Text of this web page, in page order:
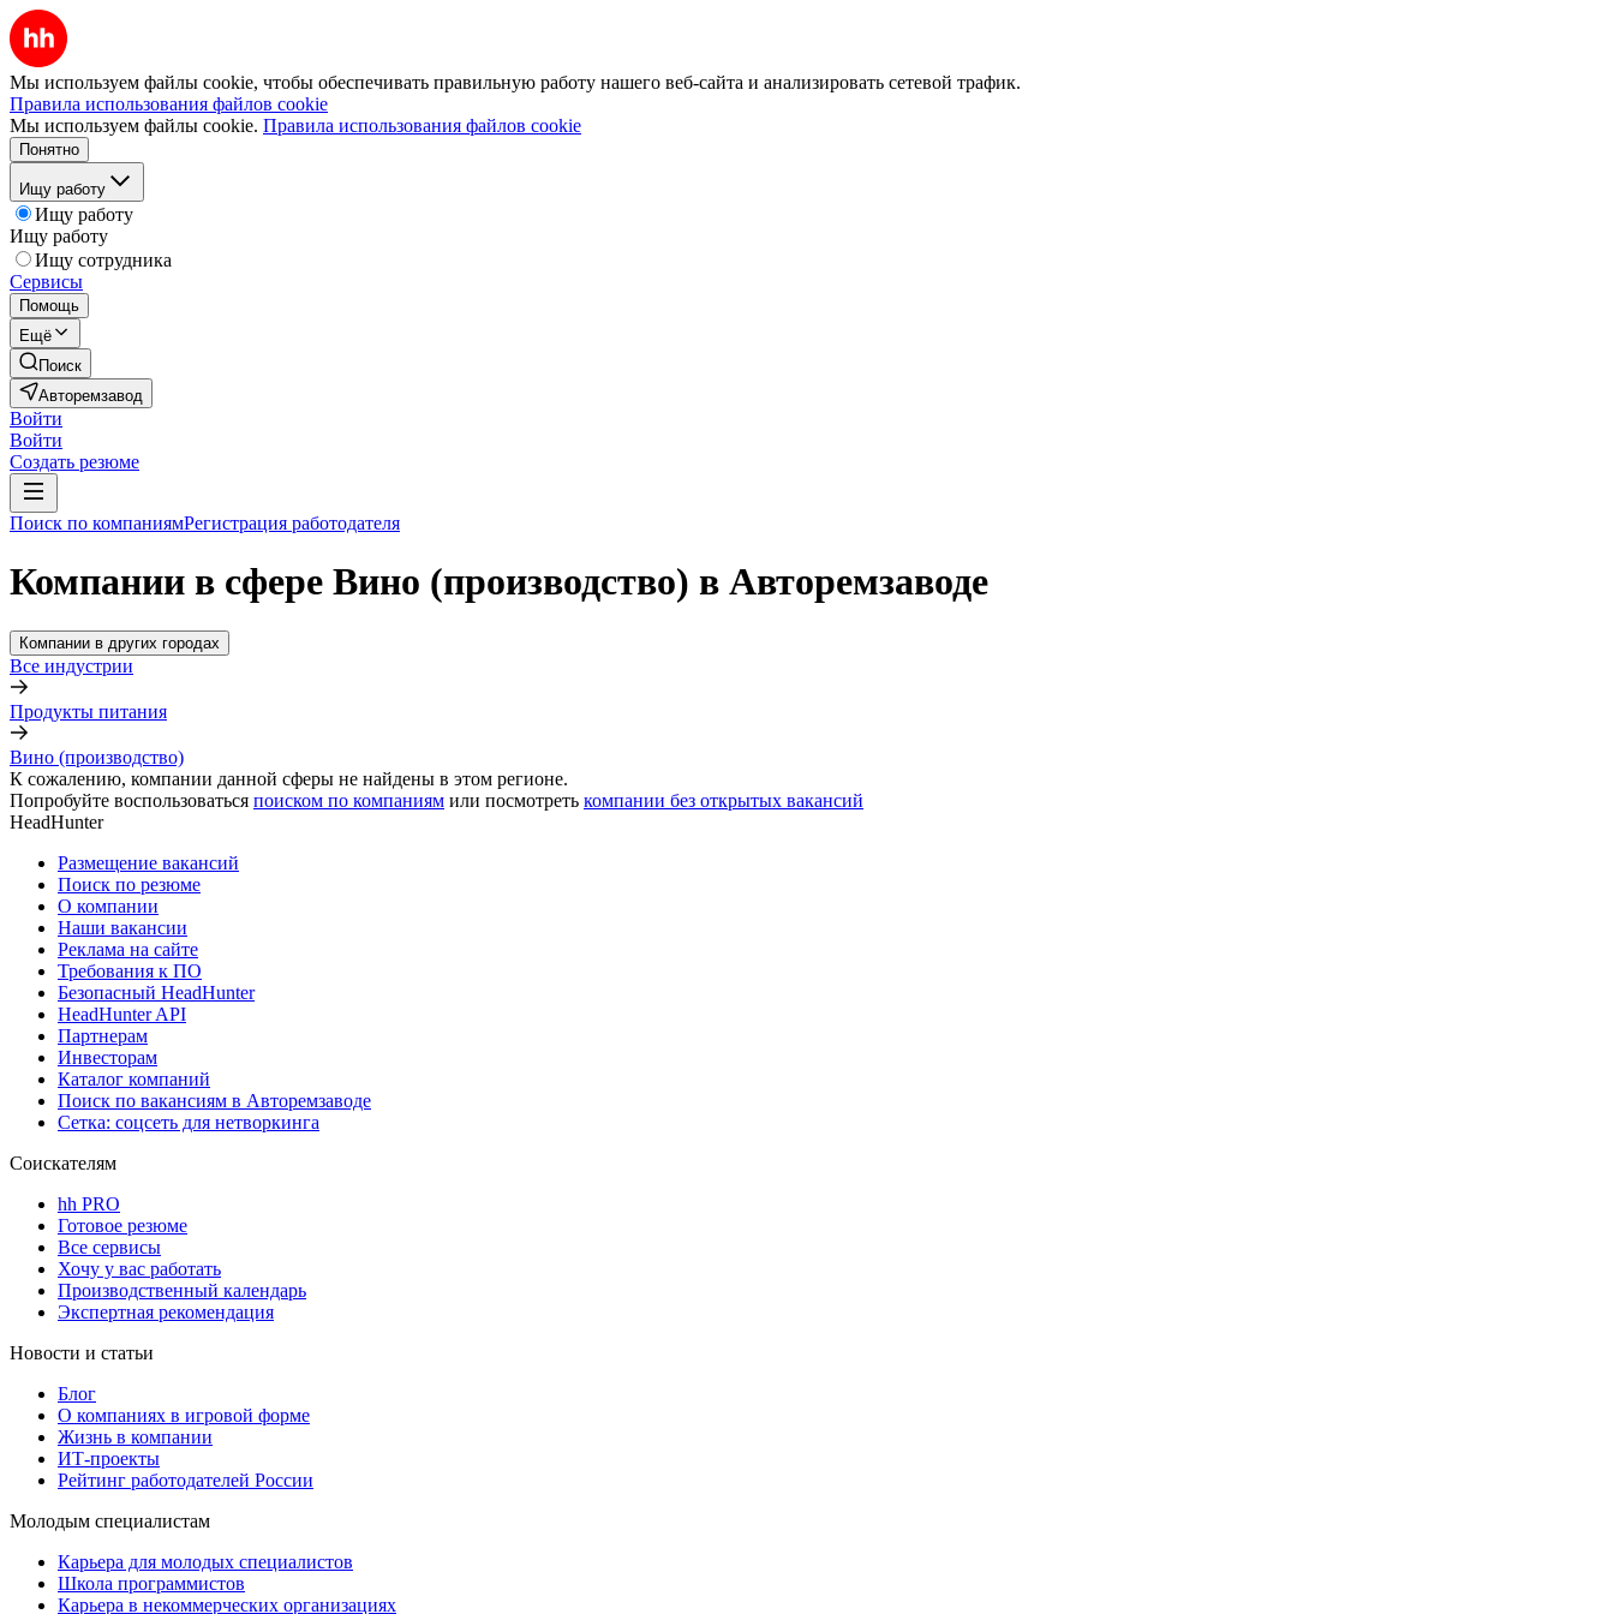
Мы используем файлы cookie, чтобы обеспечивать правильную работу нашего веб-сайта и анализировать сетевой трафик.
Правила использования файлов cookie
Мы используем файлы cookie. Правила использования файлов cookie
Понятно
Ищу работу
Ищу работу
Ищу работу
Ищу сотрудника
Сервисы
Помощь
Ещё
Поиск
Авторемзавод
Войти
Войти
Создать резюме
Поиск по компаниямРегистрация работодателя
Компании в сфере Вино (производство) в Авторемзаводе
Компании в других городах
Все индустрии
Продукты питания
Вино (производство)
К сожалению, компании данной сферы не найдены в этом регионе.
Попробуйте воспользоваться поиском по компаниям или посмотреть компании без открытых вакансий
HeadHunter
Размещение вакансий
Поиск по резюме
О компании
Наши вакансии
Реклама на сайте
Требования к ПО
Безопасный HeadHunter
HeadHunter API
Партнерам
Инвесторам
Каталог компаний
Поиск по вакансиям в Авторемзаводе
Сетка: соцсеть для нетворкинга
Соискателям
hh PRO
Готовое резюме
Все сервисы
Хочу у вас работать
Производственный календарь
Экспертная рекомендация
Новости и статьи
Блог
О компаниях в игровой форме
Жизнь в компании
ИТ-проекты
Рейтинг работодателей России
Молодым специалистам
Карьера для молодых специалистов
Школа программистов
Карьера в некоммерческих организациях